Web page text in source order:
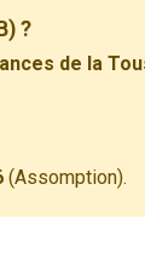
?
de la
(Assomption).